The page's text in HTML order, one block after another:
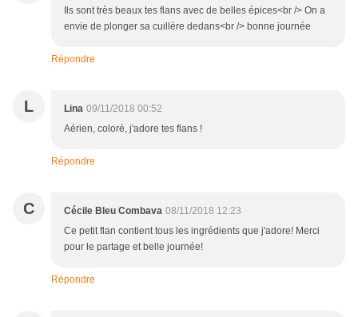
Ils sont très beaux tes flans avec de belles épices<br /> On a
envie de plonger sa cuillère dedans<br /> bonne journée
Répondre
L Lina 09/11/2018 00:52
Aérien, coloré, j'adore tes flans !
Répondre
C Cécile Bleu Combava 08/11/2018 12:23
Ce petit flan contient tous les ingrédients que j'adore! Merci
pour le partage et belle journée!
Répondre